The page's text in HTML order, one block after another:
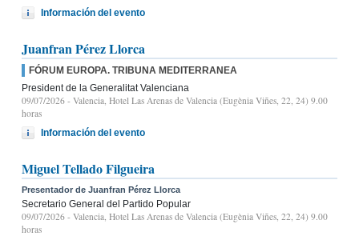
Información del evento
Juanfran Pérez Llorca
FÓRUM EUROPA. TRIBUNA MEDITERRANEA
President de la Generalitat Valenciana
09/07/2026 - Valencia, Hotel Las Arenas de Valencia (Eugènia Viñes, 22, 24) 9.00
horas
Información del evento
Miguel Tellado Filgueira
Presentador de Juanfran Pérez Llorca
Secretario General del Partido Popular
09/07/2026 - Valencia, Hotel Las Arenas de Valencia (Eugènia Viñes, 22, 24) 9.00
horas